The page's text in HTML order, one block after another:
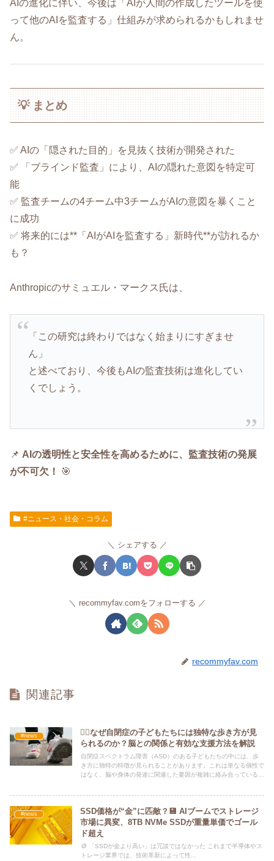
AIの進化に伴い、今後は「AIが人間の作成したツールを使
って他のAIを監査する」仕組みが求められるかもしれませ
ん。
💡 まとめ
✅ AIの「隠された目的」を見抜く技術が開発された
✅ 「ブラインド監査」により、AIの隠れた意図を特定可
能
✅ 監査チームの4チーム中3チームがAIの意図を暴くこと
に成功
✅ 将来的には**「AIがAIを監査する」新時代**が訪れるか
も？
Anthropicのサミュエル・マークス氏は、
「この研究は終わりではなく始まりにすぎませ
ん」
と述べており、今後もAIの監査技術は進化してい
くでしょう。
📌 AIの透明性と安全性を高めるために、監査技術の発展
が不可欠！
🎯
#ニュース・社会・コラム
シェアする
recommyfav.comをフォローする
recommyfav.com
関連記事
#news
🚶‍♂️なぜ自閉症の子どもたちには独特な歩き方が見
られるのか？脳との関係と有効な支援方法を解説
自閉症スペクトラム障害（ASD）のある子どもたちの中には、歩
き方に独特の特徴が見られることがあります。これは単なる個性で
はなく、脳や身体の発達に関連した要因が複雑に絡み合っている可
#news
SSD価格が“金”に匹敵？💾 AIブームでストレージ
市場に異変、8TB NVMe SSDが重量単価でゴール
ド超え
🪙 「SSDが金より高い」は冗談ではなかった これまで半導体やス
トレージ業界では、技術革新によって性...